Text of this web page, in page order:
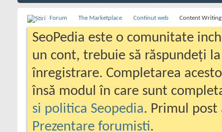
Forum The Marketplace Continut web Content
SeoPedia este o comunitate
un cont, trebuie să răspundeți
înregistrare. Completarea
însă modul în care sunt
si politica Seopedia. Primul
Prezentare forumisti.